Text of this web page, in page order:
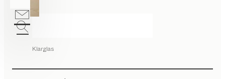
Klarglas